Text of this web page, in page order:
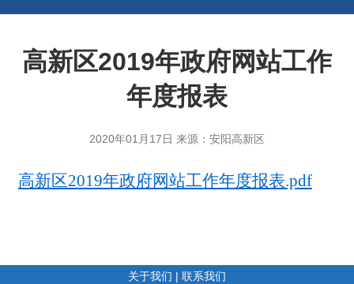
高新区2019年政府网站工作
年度报表
2020年01月17日 来源：安阳高新区
高新区2019年政府网站工作年度报表.pdf
关于我们 | 联系我们